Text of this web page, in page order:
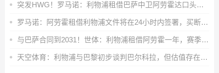
突发HWG！罗马诺：利物浦租借巴萨中卫阿劳霍达口头协议
罗马诺：阿劳霍租借利物浦文件将在24小时内签署，买断条款非强制
与巴萨合同到2031！世体：利物浦租借阿劳霍一年，赛季末可选买断
天空体育：利物浦与巴黎初步谈判巴尔科拉，但估值存在巨大差距